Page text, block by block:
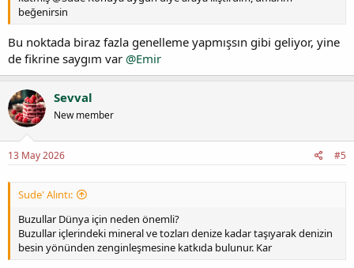
beğenirsin
Bu noktada biraz fazla genelleme yapmışsın gibi geliyor, yine
de fikrine saygım var @Emir
Sevval
New member
13 May 2026 #5
Sude' Alıntı:
Buzullar Dünya için neden önemli?
Buzullar içlerindeki mineral ve tozları denize kadar taşıyarak denizin
besin yönünden zenginleşmesine katkıda bulunur. Kar